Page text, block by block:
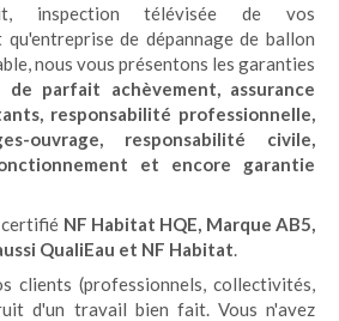
inspection télévisée de vos
de dépannage de ballon
nous vous présentons les garanties
de parfait achèvement, assurance
responsabilité professionnelle,
ouvrage, responsabilité civile,
et encore garantie
certifié NF Habitat HQE, Marque AB5,
QualiEau et NF Habitat.
clients (professionnels, collectivités,
d'un travail bien fait. Vous n'avez